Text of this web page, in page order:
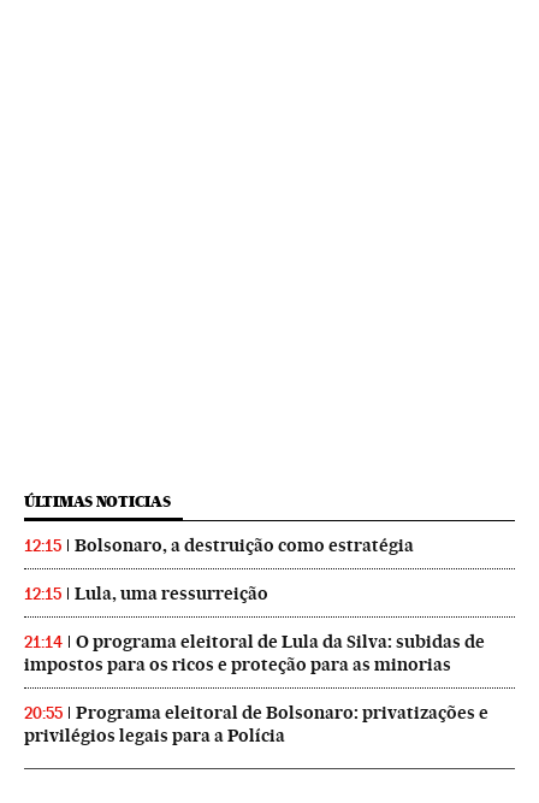
ÚLTIMAS NOTICIAS
12:15 Bolsonaro, a destruição como estratégia
12:15 Lula, uma ressurreição
21:14
O programa eleitoral de Lula da Silva: subidas de
impostos para os ricos e proteção para as minorias
20:55
Programa eleitoral de Bolsonaro: privatizações e
privilégios legais para a Polícia